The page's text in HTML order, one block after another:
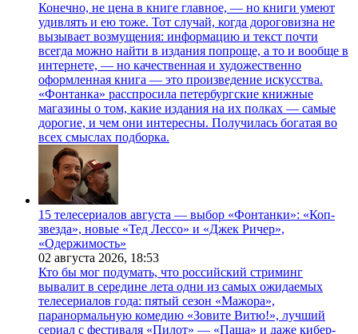
Конечно, не цена в книге главное, — но книги умеют
удивлять и ею тоже. Тот случай, когда дороговизна не
вызывает возмущения: информацию и текст почти
всегда можно найти в издания попроще, а то и вообще в
интернете, — но качественная и художественно
оформленная книга — это произведение искусства.
«Фонтанка» расспросила петербургские книжные
магазины о том, какие издания на их полках — самые
дорогие, и чем они интересны. Получилась богатая во
всех смыслах подборка.
15 телесериалов августа — выбор «Фонтанки»: «Коп-
звезда», новые «Тед Лессо» и «Джек Ричер»,
«Одержимость»
02 августа 2026, 18:53
Кто бы мог подумать, что российский стриминг
вывалит в середине лета одни из самых ожидаемых
телесериалов года: пятый сезон «Мажора»,
паранормальную комедию «Зовите Витю!», лучший
сериал с фестиваля «Пилот» — «Паша» и даже кибер-